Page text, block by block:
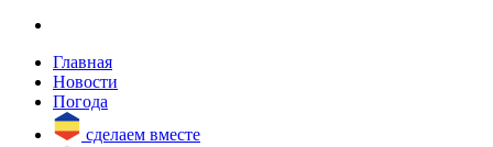
Главная
Новости
Погода
сделаем вместе